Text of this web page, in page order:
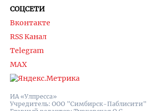
ИА «Улпресса»
Учредитель: ООО "Симбирск-Паблисити"
СОЦСЕТИ
Вконтакте
RSS Канал
Telegram
MAX